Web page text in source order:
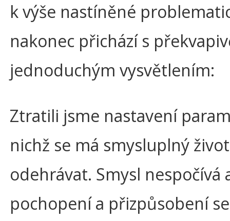
k výše nastíněné
nakonec přichází s
jednoduchým vysvětlením:
Ztratili jsme nastavení
nichž se má smysluplný život
odehrávat. Smysl nespočívá
pochopení a přizpůsobení se